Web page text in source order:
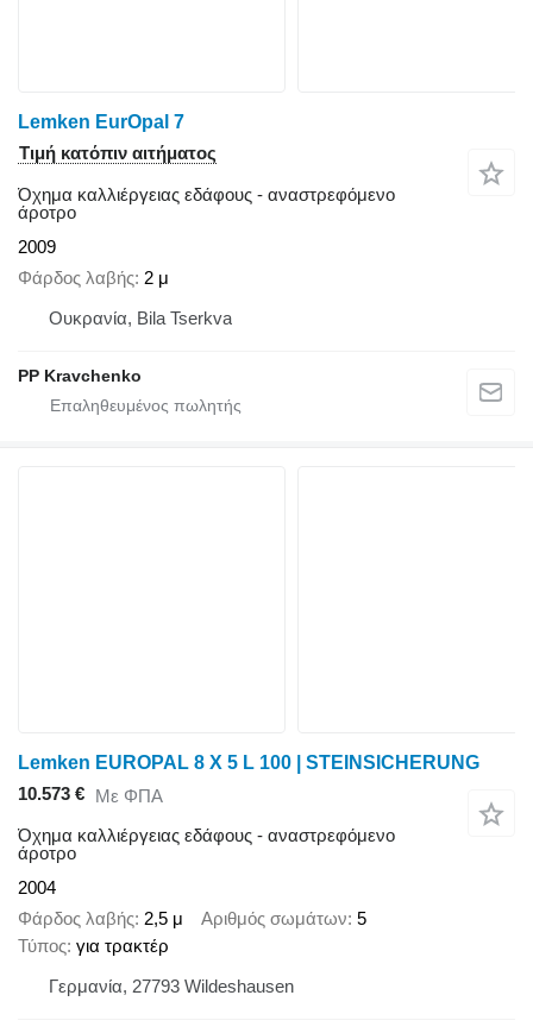
Lemken EurOpal 7
Τιμή κατόπιν αιτήματος
Όχημα καλλιέργειας εδάφους - αναστρεφόμενο
άροτρο
2009
Φάρδος λαβής 2 μ
Ουκρανία, Bila Tserkva
PP Kravchenko
Lemken EUROPAL 8 X 5 L 100 | STEINSICHERUNG
10.573 € Με ΦΠΑ
Όχημα καλλιέργειας εδάφους - αναστρεφόμενο
άροτρο
2004
Φάρδος λαβής 2,5 μ Αριθμός σωμάτων 5
Τύπος για τρακτέρ
Γερμανία, 27793 Wildeshausen